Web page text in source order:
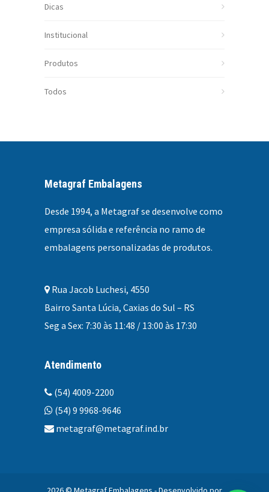
Dicas
Institucional
Produtos
Todos
Metagraf Embalagens
Desde 1994, a Metagraf se desenvolve como
empresa sólida e referência no ramo de
embalagens personalizadas de produtos.
Rua Jacob Luchesi, 4550
Bairro Santa Lúcia, Caxias do Sul – RS
Seg a Sex: 7:30 às 11:48 / 13:00 às 17:30
Atendimento
(54) 4009-2200
(54) 9 9968-9646
metagraf@metagraf.ind.br